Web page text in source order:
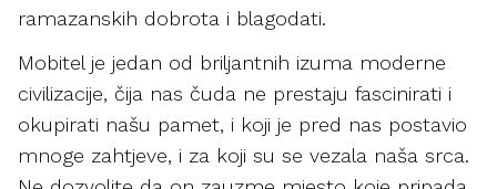
ramazanskih dobrota i blagodati.
Mobitel je jedan od briljantnih izuma moderne
civilizacije, čija nas čuda ne prestaju fascinirati i
okupirati našu pamet, i koji je pred nas postavio
mnoge zahtjeve, i za koji su se vezala naša srca.